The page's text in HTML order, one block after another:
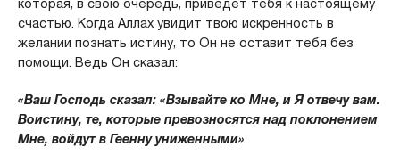
которая, в свою очередь, приведет тебя к настоящему
счастью. Когда Аллах увидит твою искренность в
желании познать истину, то Он не оставит тебя без
помощи. Ведь Он сказал:
«Ваш Господь сказал: «Взывайте ко Мне, и Я отвечу вам.
Воистину, те, которые превозносятся над поклонением
Мне, войдут в Геенну униженными»